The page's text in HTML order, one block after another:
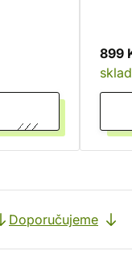
899
Doporučujeme